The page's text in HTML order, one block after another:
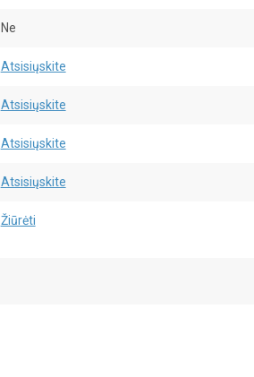
Ne
Atsisiųskite
Atsisiųskite
Atsisiųskite
Atsisiųskite
Žiūrėti